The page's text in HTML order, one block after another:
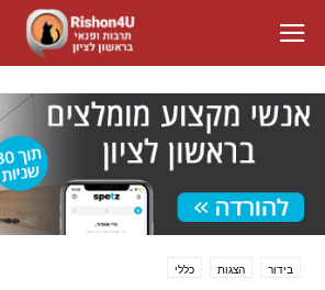
בידור הצגות כללי